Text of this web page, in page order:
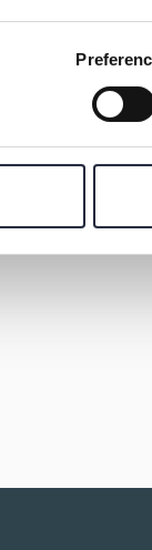
ett stort utbud
och kurser
och ordnar